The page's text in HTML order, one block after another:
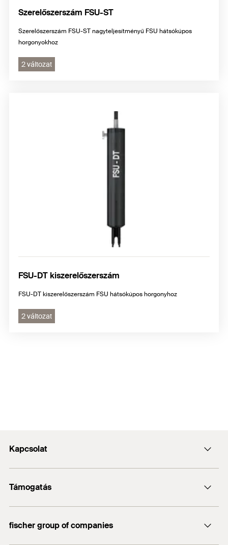
Szerelőszerszám FSU-ST
Szerelőszerszám FSU-ST nagyteljesítményű FSU hátsókúpos
horgonyokhoz
2 változat
FSU-DT kiszerelőszerszám
FSU-DT kiszerelőszerszám FSU hátsókúpos horgonyhoz
2 változat
Kapcsolat
info@fischerhungary.hu
+36 1 347 9754
Támogatás
Műszaki dokumentumok letöltése
fischer group of companies